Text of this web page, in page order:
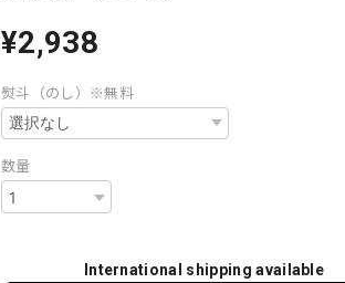
¥2,938
熨斗（のし）※無料
数量
International shipping available